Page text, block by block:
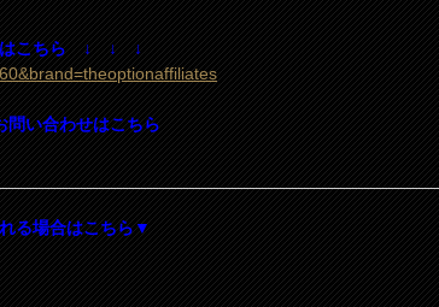
はこちら ↓ ↓ ↓
問い合わせはこちら
る場合はこちら▼